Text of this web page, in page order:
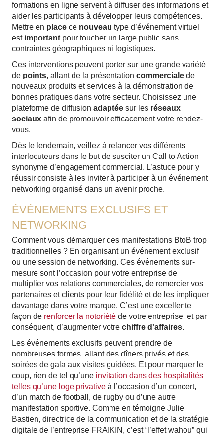
formations en ligne servent à diffuser des informations et
aider les participants à développer leurs compétences.
Mettre en place ce nouveau type d’événement virtuel
est important pour toucher un large public sans
contraintes géographiques ni logistiques.
Ces interventions peuvent porter sur une grande variété
de points, allant de la présentation commerciale de
nouveaux produits et services à la démonstration de
bonnes pratiques dans votre secteur. Choisissez une
plateforme de diffusion adaptée sur les réseaux
sociaux afin de promouvoir efficacement votre rendez-
vous.
Dès le lendemain, veillez à relancer vos différents
interlocuteurs dans le but de susciter un Call to Action
synonyme d’engagement commercial. L’astuce pour y
réussir consiste à les inviter à participer à un événement
networking organisé dans un avenir proche.
ÉVÉNEMENTS EXCLUSIFS ET
NETWORKING
Comment vous démarquer des manifestations BtoB trop
traditionnelles ? En organisant un événement exclusif
ou une session de networking. Ces événements sur-
mesure sont l’occasion pour votre entreprise de
multiplier vos relations commerciales, de remercier vos
partenaires et clients pour leur fidélité et de les impliquer
davantage dans votre marque. C’est une excellente
façon de renforcer la notoriété de votre entreprise, et par
conséquent, d’augmenter votre chiffre d'affaires.
Les événements exclusifs peuvent prendre de
nombreuses formes, allant des dîners privés et des
soirées de gala aux visites guidées. Et pour marquer le
coup, rien de tel qu’une invitation dans des hospitalités
telles qu’une loge privative à l’occasion d’un concert,
d’un match de football, de rugby ou d’une autre
manifestation sportive. Comme en témoigne Julie
Bastien, directrice de la communication et de la stratégie
digitale de l’entreprise FRAIKIN, c’est “l’effet wahou” qui